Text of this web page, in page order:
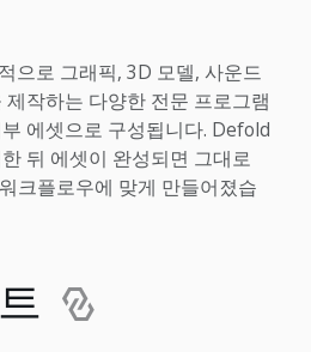
으로 그래픽, 3D 모델, 사운드
작하는 다양한 전문 프로그램
에셋으로 구성됩니다. Defold
뒤 에셋이 완성되면 그대로
크플로우에 맞게 만들어졌습